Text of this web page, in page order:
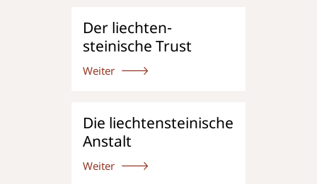
Der liechten­
steinische Trust
Weiter
Die liechten­steinische
Anstalt
Weiter